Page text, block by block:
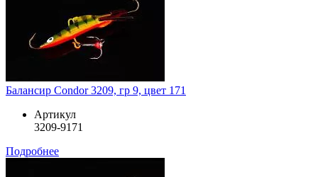
Балансир Condor 3209, гр 9, цвет 171
Артикул
3209-9171
Подробнее